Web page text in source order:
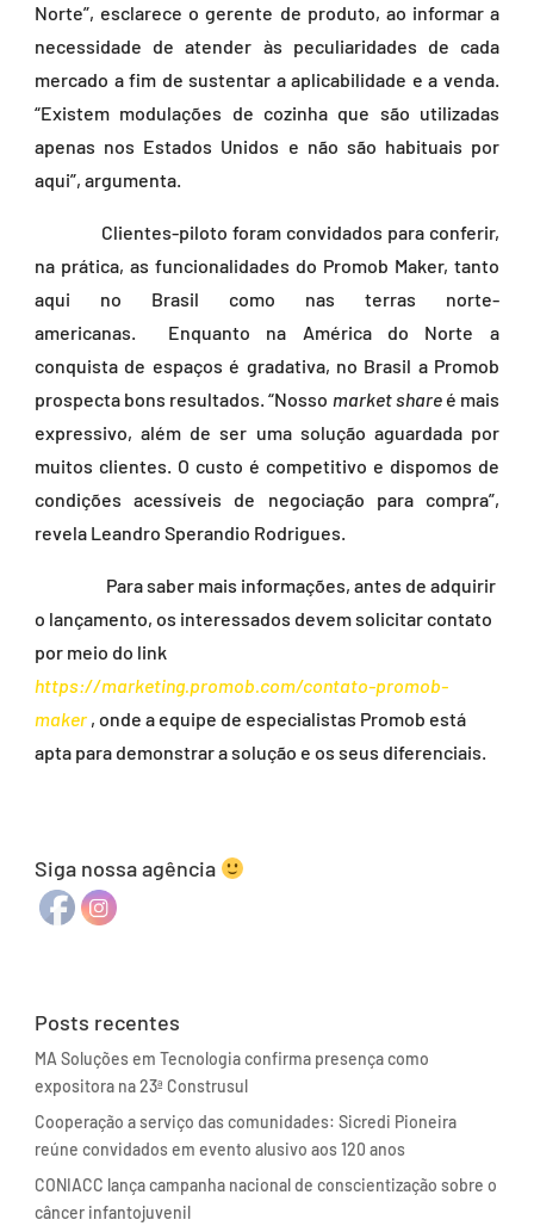
Norte”, esclarece o gerente de produto, ao informar a
necessidade de atender às peculiaridades de cada
mercado a fim de sustentar a aplicabilidade e a venda.
“Existem modulações de cozinha que são utilizadas
apenas nos Estados Unidos e não são habituais por
aqui”, argumenta.
Clientes-piloto foram convidados para conferir,
na prática, as funcionalidades do Promob Maker, tanto
aqui no Brasil como nas terras norte-
americanas. Enquanto na América do Norte a
conquista de espaços é gradativa, no Brasil a Promob
prospecta bons resultados. “Nosso market shareé mais
expressivo, além de ser uma solução aguardada por
muitos clientes. O custo é competitivo e dispomos de
condições acessíveis de negociação para compra”,
revela Leandro Sperandio Rodrigues.
Para saber mais informações, antes de adquirir
o lançamento, os interessados devem solicitar contato
por meio do link
https://marketing.promob.com/contato-promob-
maker , onde a equipe de especialistas Promob está
apta para demonstrar a solução e os seus diferenciais.
Siga nossa agência
Posts recentes
MA Soluções em Tecnologia confirma presença como
expositora na 23ª Construsul
Cooperação a serviço das comunidades: Sicredi Pioneira
reúne convidados em evento alusivo aos 120 anos
CONIACC lança campanha nacional de conscientização sobre o
câncer infantojuvenil